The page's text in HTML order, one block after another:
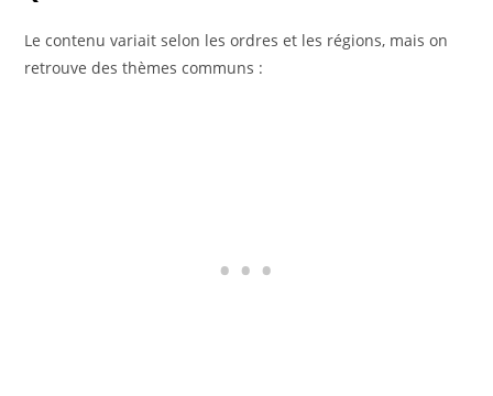
Le contenu variait selon les ordres et les régions, mais on
retrouve des thèmes communs :